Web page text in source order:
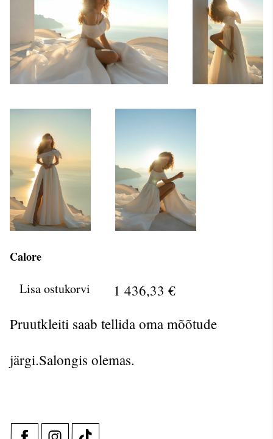
Calore
Lisa ostukorvi
1 436,33 €
Pruutkleiti saab tellida oma mõõtude
järgi.Salongis olemas.